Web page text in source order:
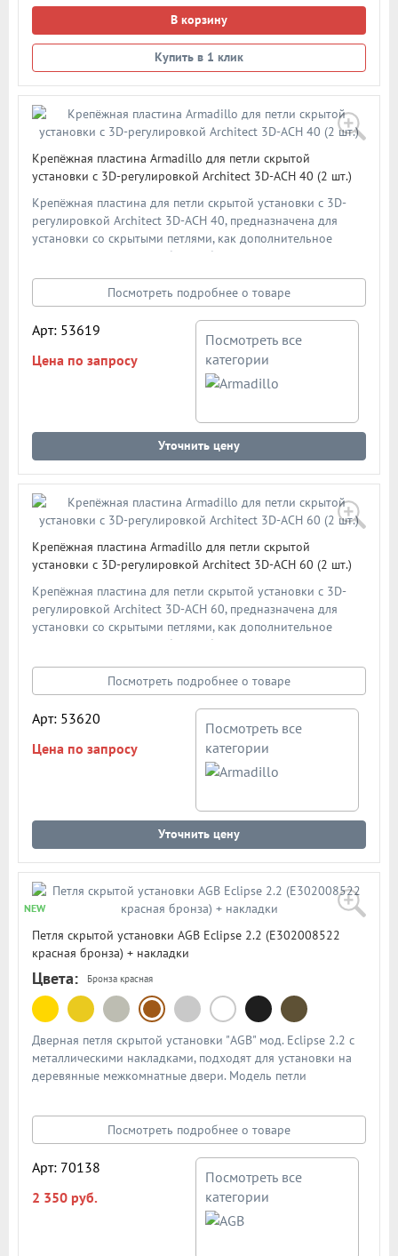
В корзину
Купить в 1 клик
Крепёжная пластина Armadillo для петли скрытой
установки с 3D-регулировкой Architect 3D-ACH 40 (2 шт.)
Крепёжная пластина для петли скрытой установки с 3D-
регулировкой Architect 3D-ACH 40, предназначена для
установки со скрытыми петлями, как дополнительное
усиление дверной коробки в области крепления петель. В
Посмотреть подробнее о товаре
Арт: 53619
Цена по запросу
Посмотреть все
категории
Уточнить цену
Крепёжная пластина Armadillo для петли скрытой
установки с 3D-регулировкой Architect 3D-ACH 60 (2 шт.)
Крепёжная пластина для петли скрытой установки с 3D-
регулировкой Architect 3D-ACH 60, предназначена для
установки со скрытыми петлями, как дополнительное
усиление дверной коробки в области крепления петель. В
Посмотреть подробнее о товаре
Арт: 53620
Цена по запросу
Посмотреть все
категории
Уточнить цену
NEW
Петля скрытой установки AGB Eclipse 2.2 (E302008522
красная бронза) + накладки
Цвета: Бронза красная
Дверная петля скрытой установки "AGB" мод. Eclipse 2.2 с
металлическими накладками, подходят для установки на
деревянные межкомнатные двери. Модель петли
регулировки во всех плоскостях. Артикул: E30200.85.22.
Цвет: красная бронза. В подробном описании
характеристики и схема петли для установки
Посмотреть подробнее о товаре
Арт: 70138
2 350 руб.
Посмотреть все
категории